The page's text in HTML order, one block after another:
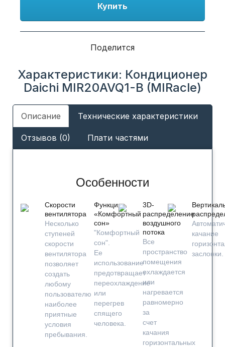
Купить
Поделится
Характеристики: Кондиционер
Daichi MIR20AVQ1-B (MIRacle)
Описание Технические характеристики
Отзывов (0) Плати частями
Особенности
Скорости
вентилятора
Несколько
ступеней
скорости
вентилятора
позволяет
создать
любому
пользователю
наиболее
приятные
условия
пребывания.
Функция
«Комфортный
сон»
"Комфортный
сон".
Ее
использование
предотвращает
переохлаждение
или
перегрев
спящего
человека.
3D-
распределение
воздушного
потока
Все
пространство
помещения
охлаждается
или
нагревается
равномерно
за
счет
качания
горизонтальных
качание
заслонки.